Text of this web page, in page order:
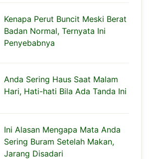
Kenapa Perut Buncit Meski Berat
Badan Normal, Ternyata Ini
Penyebabnya
Anda Sering Haus Saat Malam
Hari, Hati-hati Bila Ada Tanda Ini
Ini Alasan Mengapa Mata Anda
Sering Buram Setelah Makan,
Jarang Disadari